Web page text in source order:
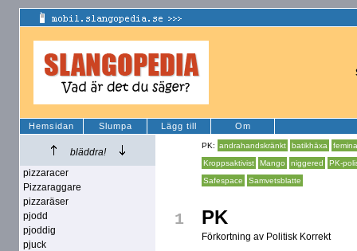
Hemsidan Slumpa Lägg till Om
bläddra!
pizzaracer
Pizzaraggare
pizzaräser
pjodd
pjoddig
pjuck
PK: andrahandskränkt batikhäxa
Kroppsaktivist
Mango niggered
PK-
Safespace
Samvetsblatte
1 PK
Förkortning av Politisk Korrekt